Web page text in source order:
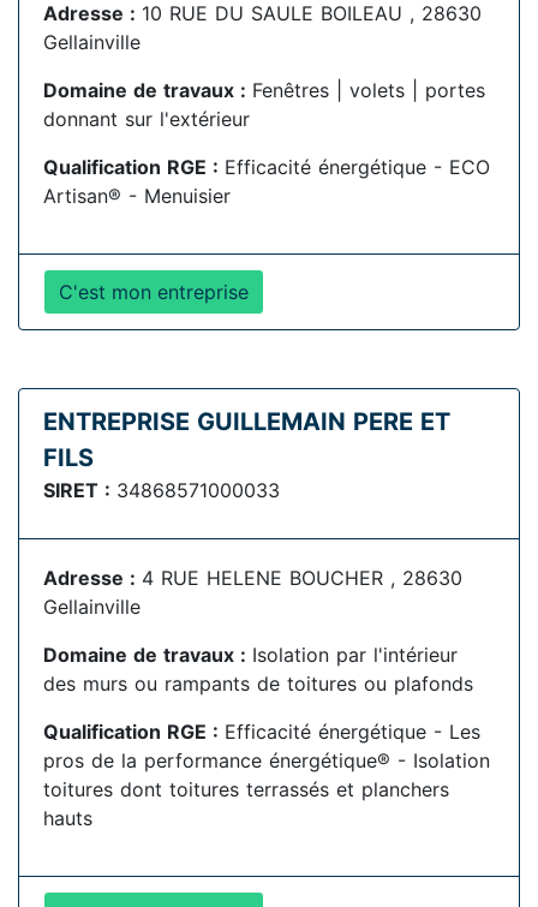
Adresse : 10 RUE DU SAULE BOILEAU , 28630
Gellainville
Domaine de travaux : Fenêtres | volets | portes
donnant sur l'extérieur
Qualification RGE : Efficacité énergétique - ECO
Artisan® - Menuisier
C'est mon entreprise
ENTREPRISE GUILLEMAIN PERE ET
FILS
SIRET : 34868571000033
Adresse : 4 RUE HELENE BOUCHER , 28630
Gellainville
Domaine de travaux : Isolation par l'intérieur
des murs ou rampants de toitures ou plafonds
Qualification RGE : Efficacité énergétique - Les
pros de la performance énergétique® - Isolation
toitures dont toitures terrassés et planchers
hauts